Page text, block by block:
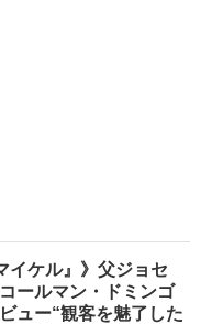
イケル』》父ジョセ
ールマン・ドミンゴ
ュー“観客を魅了した